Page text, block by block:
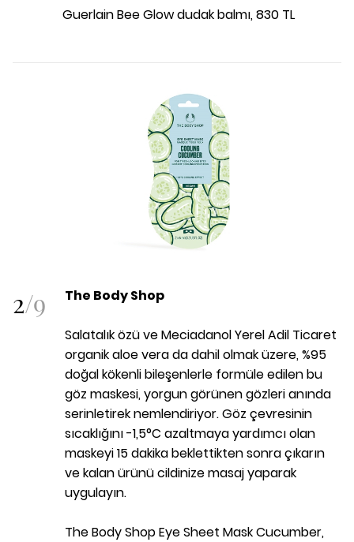
Guerlain Bee Glow dudak balmı, 830 TL
2/9 The Body Shop
Salatalık özü ve Meciadanol Yerel Adil Ticaret
organik aloe vera da dahil olmak üzere, %95
doğal kökenli bileşenlerle formüle edilen bu
göz maskesi, yorgun görünen gözleri anında
serinletirek nemlendiriyor. Göz çevresinin
sıcaklığını -1,5°C azaltmaya yardımcı olan
maskeyi 15 dakika beklettikten sonra çıkarın
ve kalan ürünü cildinize masaj yaparak
uygulayın.
The Body Shop Eye Sheet Mask Cucumber,